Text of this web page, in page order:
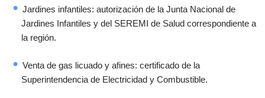
Jardines infantiles: autorización de la Junta Nacional de
Jardines Infantiles y del SEREMI de Salud correspondiente a
la región.
Venta de gas licuado y afines: certificado de la
Superintendencia de Electricidad y Combustible.